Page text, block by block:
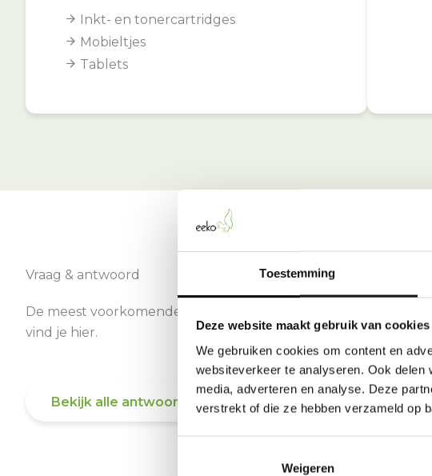
Toestemming
Deze website maakt gebruik van cookies
We gebruiken cookies om content en
websiteverkeer te analyseren. Ook
media, adverteren en analyse. Deze
verstrekt of die ze hebben verzameld op
Weigeren
Inkt- en tonercartridges
Mobieltjes
Tablets
Vraag & antwoord
De meest voorkomende vragen over onze dienst
vind je hier.
Bekijk alle antwoorden